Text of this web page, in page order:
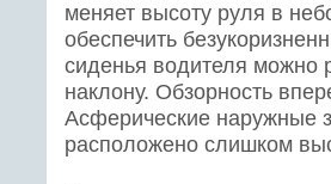
меняет высоту руля в
обеспечить
сиденья водителя можно
наклону. Обзорность
Асферические наружные
расположено слишком